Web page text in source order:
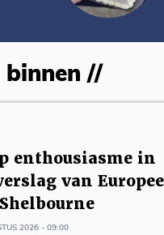
binnen //
enthousiasme in
van
2026 - 09:00